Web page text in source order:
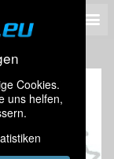
Cookies.
uns helfen,